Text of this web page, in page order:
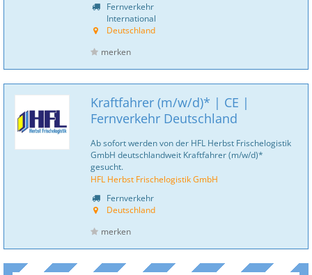
Fernverkehr
International
Deutschland
merken
Kraftfahrer (m/w/d)* | CE |
Fernverkehr Deutschland
Ab sofort werden von der HFL Herbst Frischelogistik
GmbH deutschlandweit Kraftfahrer (m/w/d)*
gesucht.
HFL Herbst Frischelogistik GmbH
Fernverkehr
Deutschland
merken